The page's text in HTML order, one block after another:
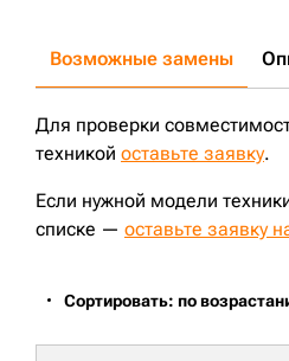
Возможные замены
Для проверки
техникой оставьте заявку.
Если нужной модели
списке — оставьте заявку
Сортировать: по